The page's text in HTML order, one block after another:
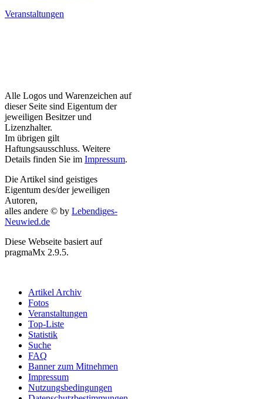
Veranstaltungen
Alle Logos und Warenzeichen auf
dieser Seite sind Eigentum der
jeweiligen Besitzer und
Lizenzhalter.
Im übrigen gilt
Haftungsausschluss. Weitere
Details finden Sie im Impressum.
Die Artikel sind geistiges
Eigentum des/der jeweiligen
Autoren,
alles andere © by Lebendiges-
Neuwied.de
Diese Webseite basiert auf
pragmaMx 2.9.5.
Artikel Archiv
Fotos
Veranstaltungen
Top-Liste
Statistik
Suche
FAQ
Banner zum Mitnehmen
Impressum
Nutzungsbedingungen